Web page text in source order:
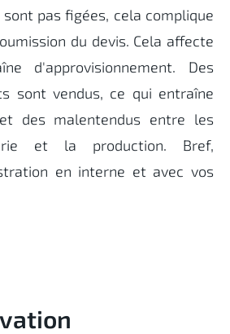
sont pas figées, cela complique
du devis. Cela affecte
d'approvisionnement. Des
sont vendus, ce qui entraîne
des malentendus entre les
et la production. Bref,
en interne et avec vos